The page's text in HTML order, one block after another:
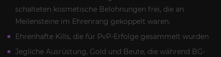
schalteten kosmetische Belohnungen frei, die an
Meilensteine im Ehrenrang gekoppelt waren.
Ehrenhafte Kills, die für PvP-Erfolge gesammelt wurden
Jegliche Ausrüstung, Gold und Beute, die während BG-